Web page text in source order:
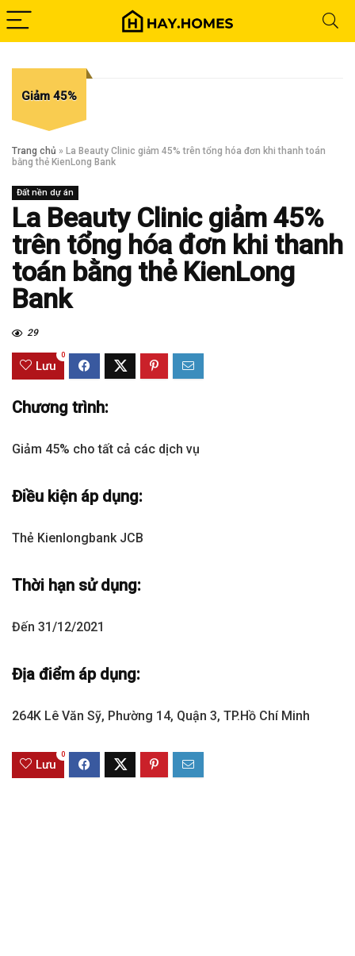
Giảm 45%
Trang chủ » La Beauty Clinic giảm 45% trên tổng hóa đơn khi thanh toán
bằng thẻ KienLong Bank
Đất nền dự án
La Beauty Clinic giảm 45%
trên tổng hóa đơn khi thanh
toán bằng thẻ KienLong
Bank
29
Lưu
0
Chương trình:
Giảm 45% cho tất cả các dịch vụ
Điều kiện áp dụng:
Thẻ Kienlongbank JCB
Thời hạn sử dụng:
Đến 31/12/2021
Địa điểm áp dụng:
264K Lê Văn Sỹ, Phường 14, Quận 3, TP.Hồ Chí Minh
Lưu
0